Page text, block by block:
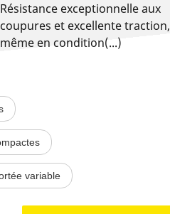
Résistance exceptionnelle aux
coupures et excellente traction,
même en condition(...)
variable